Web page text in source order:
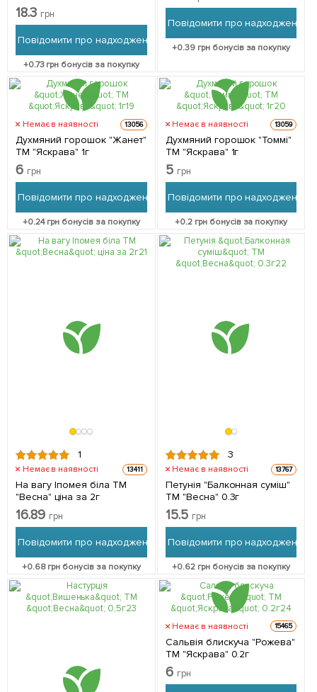
18.3 грн
Повідомити про надходження
+0.73грн бонусів за покупку
Повідомити про надходження
+0.39грн бонусів за покупку
Немає в наявності 13056
Духмяний горошок "Жанет"
ТМ "Яскрава" 1г
6 грн
Повідомити про надходження
+0.24грн бонусів за покупку
Немає в наявності 13059
Духмяний горошок "Томмі"
ТМ "Яскрава" 1г
5 грн
Повідомити про надходження
+0.2грн бонусів за покупку
1
Немає в наявності 13411
На вагу Іпомея біла ТМ
"Весна" ціна за 2г
16.89 грн
Повідомити про надходження
+0.68грн бонусів за покупку
3
Немає в наявності 13767
Петунія "Балконная суміш"
ТМ "Весна" 0.3г
15.5 грн
Повідомити про надходження
+0.62грн бонусів за покупку
Немає в наявності 15465
Сальвія блискуча "Рожева"
ТМ "Яскрава" 0.2г
6 грн